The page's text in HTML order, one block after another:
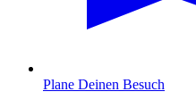
Plane Deinen Besuch